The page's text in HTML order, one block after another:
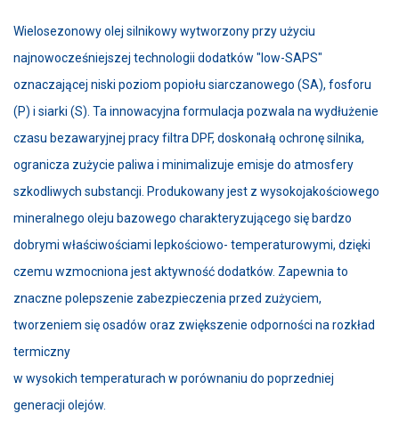
Wielosezonowy olej silnikowy wytworzony przy użyciu
najnowocześniejszej technologii dodatków "low-SAPS"
oznaczającej niski poziom popiołu siarczanowego (SA), fosforu
(P) i siarki (S). Ta innowacyjna formulacja pozwala na wydłużenie
czasu bezawaryjnej pracy filtra DPF, doskonałą ochronę silnika,
ogranicza zużycie paliwa i minimalizuje emisje do atmosfery
szkodliwych substancji. Produkowany jest z wysokojakościowego
mineralnego oleju bazowego charakteryzującego się bardzo
dobrymi właściwościami lepkościowo- temperaturowymi, dzięki
czemu wzmocniona jest aktywność dodatków. Zapewnia to
znaczne polepszenie zabezpieczenia przed zużyciem,
tworzeniem się osadów oraz zwiększenie odporności na rozkład
termiczny
w wysokich temperaturach w porównaniu do poprzedniej
generacji olejów.